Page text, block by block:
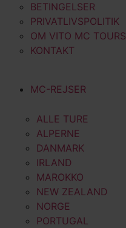
BETINGELSER
PRIVATLIVSPOLITIK
OM VITO MC TOURS
KONTAKT
MC-REJSER
ALLE TURE
ALPERNE
DANMARK
IRLAND
MAROKKO
NEW ZEALAND
NORGE
PORTUGAL